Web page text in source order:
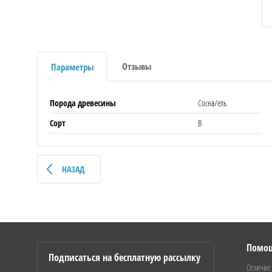
Параметры Отзывы
Порода древесины
Сосна/ель
Сорт
B
НАЗАД
Подписаться на бесплатную рассылку
Отличие